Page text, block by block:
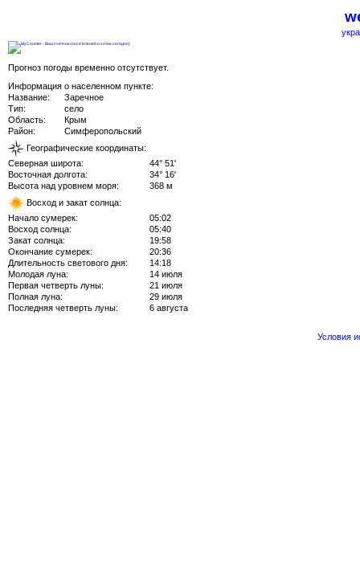
Прогноз погоды временно отсутствует.
Информация о населенном пункте:
Название:
Заречное
Тип:
село
Область:
Крым
Район:
Симферопольский
Географические координаты:
Северная широта:
44° 51'
Восточная долгота:
34° 16'
Высота над уровнем моря:
368 м
Восход и закат солнца:
Начало сумерек:
05:02
Восход солнца:
05:40
Закат солнца:
19:58
Окончание сумерек:
20:36
Длительность светового дня:
14:18
Молодая луна:
14 июля
Первая четверть луны:
21 июля
Полная луна:
29 июля
Последняя четверть луны:
6 августа
Условия